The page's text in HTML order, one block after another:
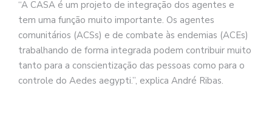
“A CASA é um projeto de integração dos agentes e
tem uma função muito importante. Os agentes
comunitários (ACSs) e de combate às endemias (ACEs)
trabalhando de forma integrada podem contribuir muito
tanto para a conscientização das pessoas como para o
controle do Aedes aegypti.”, explica André Ribas.